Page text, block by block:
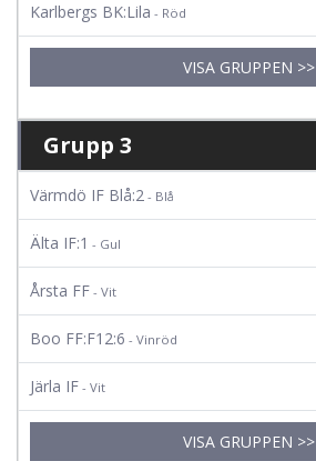
Karlbergs BK:Lila - Röd
VISA GRUPPEN >>
Grupp 3
Värmdö IF Blå:2 - Blå
Älta IF:1 - Gul
Årsta FF - Vit
Boo FF:F12:6 - Vinröd
Järla IF - Vit
VISA GRUPPEN >>